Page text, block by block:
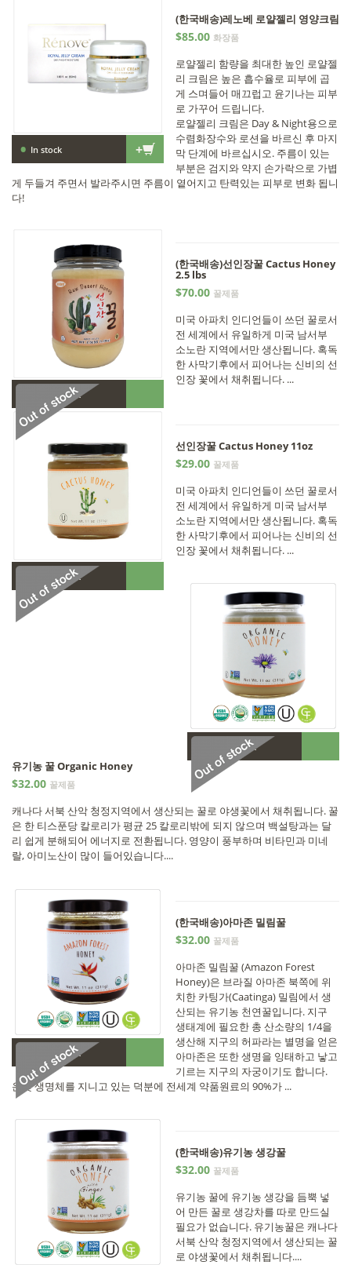
+
• In stock
(한국배송)레노베 로얄젤리 영양크림
$85.00 화장품
로얄젤리 함량을 최대한 높인 로얄젤
리 크림은 높은 흡수율로 피부에 곱
게 스며들어 매끄럽고 윤기나는 피부
로 가꾸어 드립니다.
로얄젤리 크림은 Day & Night용으로
수렴화장수와 로션을 바르신 후 마지
막 단계에 바르십시오. 주름이 있는
부분은 검지와 약지 손가락으로 가볍
게 두들겨 주면서 발라주시면 주름이 옅어지고 탄력있는 피부로 변화 됩니
다!
Out of stock
(한국배송)선인장꿀 Cactus Honey
2.5 lbs
$70.00 꿀제품
미국 아파치 인디언들이 쓰던 꿀로서
전 세계에서 유일하게 미국 남서부
소노란 지역에서만 생산됩니다. 혹독
한 사막기후에서 피어나는 신비의 선
인장 꽃에서 채취됩니다. ...
Out of stock
선인장꿀 Cactus Honey 11oz
$29.00 꿀제품
미국 아파치 인디언들이 쓰던 꿀로서
전 세계에서 유일하게 미국 남서부
소노란 지역에서만 생산됩니다. 혹독
한 사막기후에서 피어나는 신비의 선
인장 꽃에서 채취됩니다. ...
Out of stock
유기농 꿀 Organic Honey
$32.00 꿀제품
캐나다 서북 산악 청정지역에서 생산되는 꿀로 야생꽃에서 채취됩니다. 꿀
은 한 티스푼당 칼로리가 평균 25 칼로리밖에 되지 않으며 백설탕과는 달
리 쉽게 분해되어 에너지로 전환됩니다. 영양이 풍부하며 비타민과 미네
랄, 아미노산이 많이 들어있습니다....
Out of stock
(한국배송)아마존 밀림꿀
$32.00 꿀제품
아마존 밀림꿀 (Amazon Forest
Honey)은 브라질 아마존 북쪽에 위
치한 카팅가(Caatinga) 밀림에서 생
산되는 유기농 천연꿀입니다. 지구
생태계에 필요한 총 산소량의 1/4을
생산해 지구의 허파라는 별명을 얻은
아마존은 또한 생명을 잉태하고 낳고
기르는 지구의 자궁이기도 합니다.
온갖 생명체를 지니고 있는 덕분에 전세계 약품원료의 90%가 ...
(한국배송)유기농 생강꿀
$32.00 꿀제품
유기농 꿀에 유기농 생강을 듬뿍 넣
어 만든 꿀로 생강차를 따로 만드실
필요가 없습니다. 유기농꿀은 캐나다
서북 산악 청정지역에서 생산되는 꿀
로 야생꽃에서 채취됩니다....